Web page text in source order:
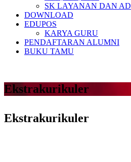
SK LAYANAN DAN
DOWNLOAD
EDUPOS
KARYA GURU
PENDAFTARAN ALUMNI
BUKU TAMU
Ekstrakurikuler
Ekstrakurikuler